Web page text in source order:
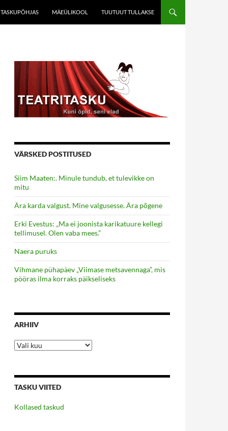
TASKUPÕHJAS MÄEÜLIKOOL TUUTUUT TULLAKSE
VÄRSKED POSTITUSED
Siim Maaten:. Minule tundub, et tulevikke on
mitu
Ära karda valgust. Mine valgusesse. Ära põgene
Erki Evestus: „Ma ei joonista karikatuure kellegi
tellimusel. Olen vaba mees.”
Naera puruks
Vihmane pühapäev „Viimase metsavennaga”, mis
pööras ilma korraks päikseliseks
ARHIIV
Arhiiv
TASKU VIITED
Kollased taskud